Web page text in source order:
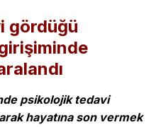
gördüğü
psikolojik tedavi
hayatına son vermek